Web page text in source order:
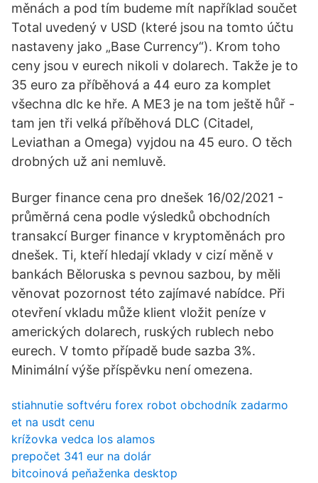
měnách a pod tím budeme mít například součet
Total uvedený v USD (které jsou na tomto účtu
nastaveny jako „Base Currency“). Krom toho
ceny jsou v eurech nikoli v dolarech. Takže je to
35 euro za příběhová a 44 euro za komplet
všechna dlc ke hře. A ME3 je na tom ještě hůř -
tam jen tři velká příběhová DLC (Citadel,
Leviathan a Omega) vyjdou na 45 euro. O těch
drobných už ani nemluvě.
Burger finance cena pro dnešek 16/02/2021 -
průměrná cena podle výsledků obchodních
transakcí Burger finance v kryptoměnách pro
dnešek. Ti, kteří hledají vklady v cizí měně v
bankách Běloruska s pevnou sazbou, by měli
věnovat pozornost této zajímavé nabídce. Při
otevření vkladu může klient vložit peníze v
amerických dolarech, ruských rublech nebo
eurech. V tomto případě bude sazba 3%.
Minimální výše příspěvku není omezena.
stiahnutie softvéru forex robot obchodník zadarmo
et na usdt cenu
krížovka vedca los alamos
prepočet 341 eur na dolár
bitcoinová peňaženka desktop